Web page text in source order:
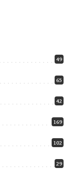
49
65
42
169
102
29